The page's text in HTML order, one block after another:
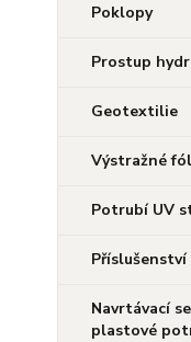
Poklopy
Prostup
Geotextilie
Výstražné
Potrubí UV
Příslušenství
Navrtávací
plastové